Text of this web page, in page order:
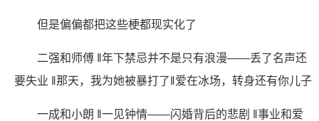
但是偏偏都把这些梗都现实化了
二强和师傅 ‖年下禁忌并不是只有浪漫——丢了名声还
要失业 ‖那天，我为她被暴打了‖爱在冰场，转身还有你儿子
一成和小朗 ‖一见钟情——闪婚背后的悲剧 ‖事业和爱